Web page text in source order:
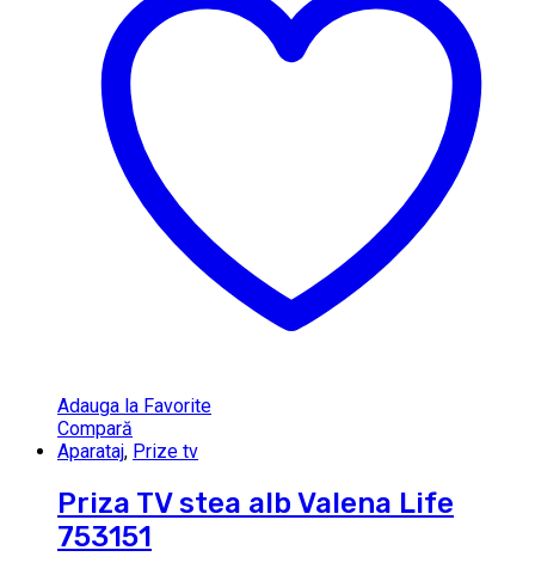
Adauga la Favorite
Compară
Aparataj, Prize tv
Priza TV stea alb Valena Life
753151